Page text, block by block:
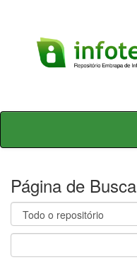
Skip
Página de Busca